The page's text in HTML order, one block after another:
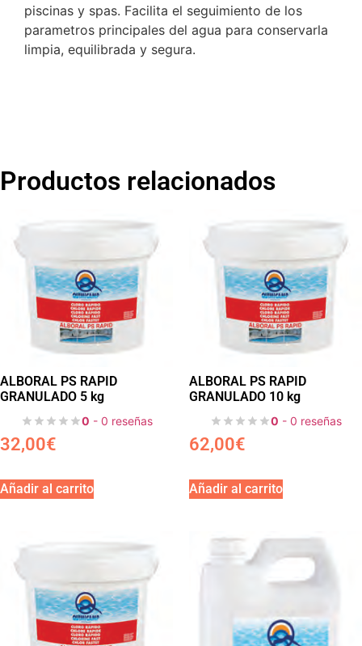
piscinas y spas. Facilita el seguimiento de los
parametros principales del agua para conservarla
limpia, equilibrada y segura.
Productos relacionados
ALBORAL PS RAPID
GRANULADO 5 kg
0 - 0 reseñas
32,00€
Añadir al carrito
ALBORAL PS RAPID
GRANULADO 10 kg
0 - 0 reseñas
62,00€
Añadir al carrito